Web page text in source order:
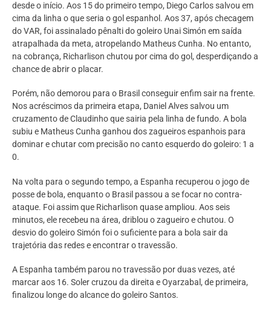
desde o início. Aos 15 do primeiro tempo, Diego Carlos salvou em
cima da linha o que seria o gol espanhol. Aos 37, após checagem
do VAR, foi assinalado pênalti do goleiro Unai Simón em saída
atrapalhada da meta, atropelando Matheus Cunha. No entanto,
na cobrança, Richarlison chutou por cima do gol, desperdiçando a
chance de abrir o placar.
Porém, não demorou para o Brasil conseguir enfim sair na frente.
Nos acréscimos da primeira etapa, Daniel Alves salvou um
cruzamento de Claudinho que sairia pela linha de fundo. A bola
subiu e Matheus Cunha ganhou dos zagueiros espanhois para
dominar e chutar com precisão no canto esquerdo do goleiro: 1 a
0.
Na volta para o segundo tempo, a Espanha recuperou o jogo de
posse de bola, enquanto o Brasil passou a se focar no contra-
ataque. Foi assim que Richarlison quase ampliou. Aos seis
minutos, ele recebeu na área, driblou o zagueiro e chutou. O
desvio do goleiro Simón foi o suficiente para a bola sair da
trajetória das redes e encontrar o travessão.
A Espanha também parou no travessão por duas vezes, até
marcar aos 16. Soler cruzou da direita e Oyarzabal, de primeira,
finalizou longe do alcance do goleiro Santos.